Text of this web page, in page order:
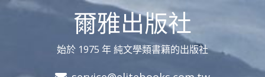
爾雅出版社
始於 1975 年 純文學類書籍的出版社